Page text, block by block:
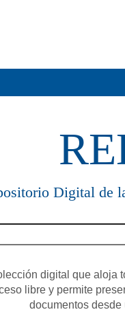
Digital de
digital que aloja
libre y permite
documentos desde